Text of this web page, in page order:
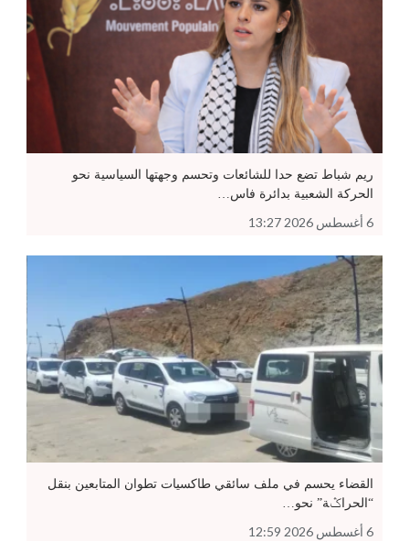
ريم شباط تضع حدا للشائعات وتحسم وجهتها السياسية نحو
الحركة الشعبية بدائرة فاس…
6 أغسطس 2026 13:27
القضاء يحسم في ملف سائقي طاكسيات تطوان المتابعين بنقل
“الحراݣة” نحو…
6 أغسطس 2026 12:59